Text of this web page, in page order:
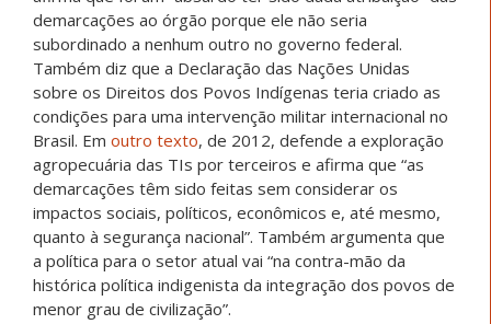
demarcações ao órgão porque ele não seria
subordinado a nenhum outro no governo federal.
Também diz que a Declaração das Nações Unidas
sobre os Direitos dos Povos Indígenas teria criado as
condições para uma intervenção militar internacional no
Brasil. Em outro texto, de 2012, defende a exploração
agropecuária das TIs por terceiros e afirma que “as
demarcações têm sido feitas sem considerar os
impactos sociais, políticos, econômicos e, até mesmo,
quanto à segurança nacional”. Também argumenta que
a política para o setor atual vai “na contra-mão da
histórica política indigenista da integração dos povos de
menor grau de civilização”.